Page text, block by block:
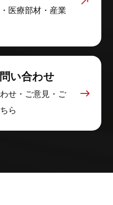
医療部材・産業
い合わせ
せ・ご意見・ご
ら